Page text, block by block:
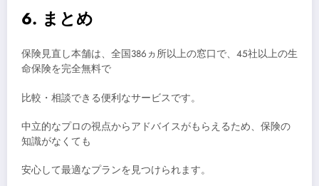
6. まとめ
保険見直し本舗は、全国386ヵ所以上の窓口で、45社以上の生
命保険を完全無料で
比較・相談できる便利なサービスです。
中立的なプロの視点からアドバイスがもらえるため、保険の
知識がなくても
安心して最適なプランを見つけられます。